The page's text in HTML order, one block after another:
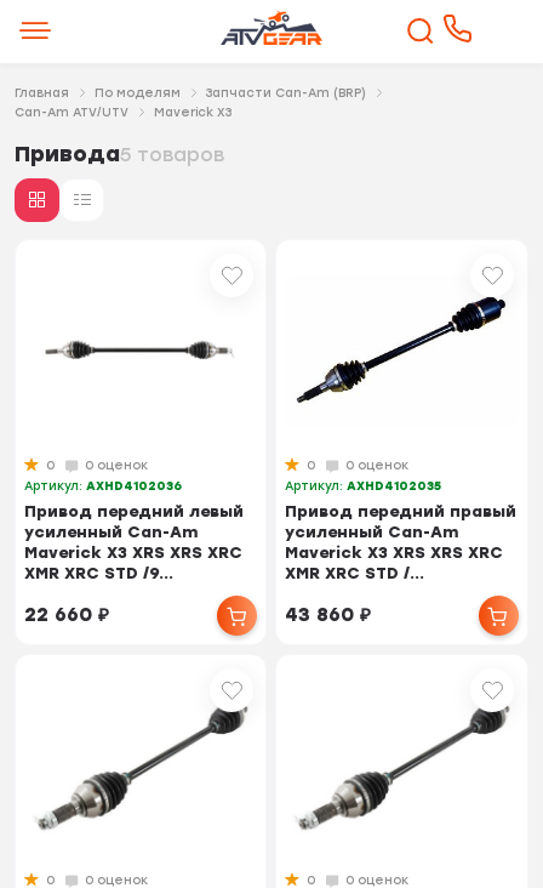
Главная По моделям
Запчасти Can-Am (BRP)
Can-Am ATV/UTV
Maverick X3
Привода5 товаров
0
0 оценок
Артикул:AXHD4102036
Привод передний левый
усиленный Can-Am
Maverick X3 XRS XRS XRC
XMR XRC STD /9...
22 660₽
0
0 оценок
Артикул:AXHD4102035
Привод передний правый
усиленный Can-Am
Maverick X3 XRS XRS XRC
XMR XRC STD /...
43 860₽
0
0 оценок
0
0 оценок